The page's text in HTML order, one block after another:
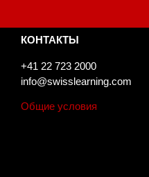
КОНТАКТЫ
+41 22 723 2000
info@swisslearning.com
Общие условия